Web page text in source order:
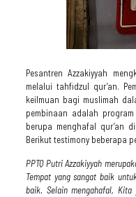
Pesantren Azzakiyyah
melalui tahfidzul qur’an.
keilmuan bagi muslimah
pembinaan adalah
berupa menghafal qur’an
Berikut testimony beberapa
PPTQ Putri Azzakiyyah
Tempat yang sangat baik
baik. Selain mengahafal,